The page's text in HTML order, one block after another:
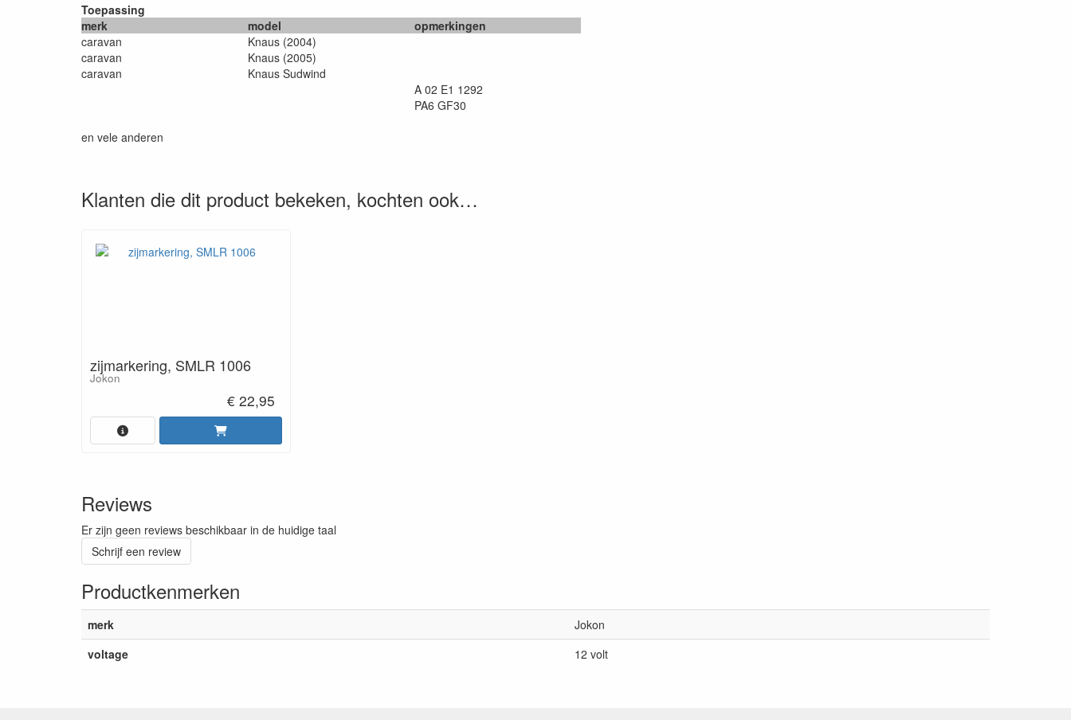
Toepassing
merk
model
opmerkingen
caravan
Knaus (2004)
caravan
Knaus (2005)
caravan
Knaus Sudwind
A 02 E1 1292
PA6 GF30
en vele anderen
Klanten die dit product bekeken, kochten ook…
zijmarkering, SMLR 1006
Jokon
€ 22,95
Reviews
Er zijn geen reviews beschikbaar in de huidige taal
Schrijf een review
Productkenmerken
merk
Jokon
voltage
12 volt